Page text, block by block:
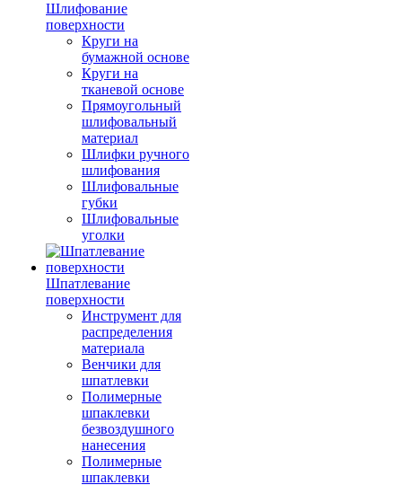
Шлифование
поверхности
Круги на
бумажной основе
Круги на
тканевой основе
Прямоугольный
шлифовальный
материал
Шлифки ручного
шлифования
Шлифовальные
губки
Шлифовальные
уголки
Шпатлевание
поверхности
Инструмент для
распределения
материала
Венчики для
шпатлевки
Полимерные
шпаклевки
безвоздушного
нанесения
Полимерные
шпаклевки